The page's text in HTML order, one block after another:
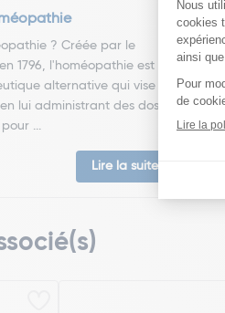
? Créée par le
1796, l'homéopathie est
alternative qui vise à
lui administrant des doses
...
Lire la suite